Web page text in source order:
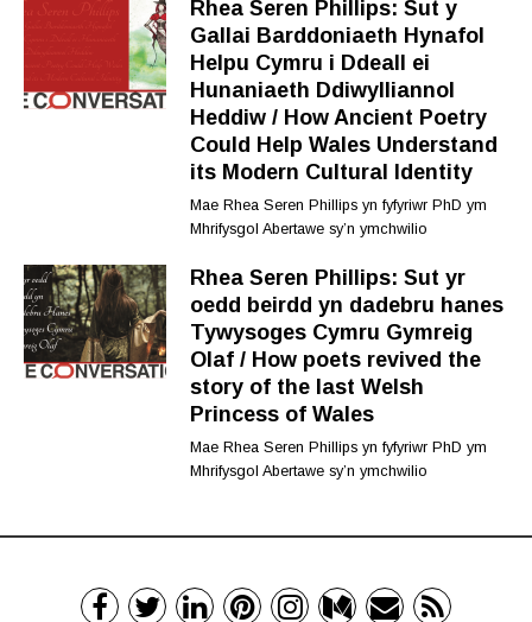
Rhea Seren Phillips: Sut y
Gallai Barddoniaeth Hynafol
Helpu Cymru i Ddeall ei
Hunaniaeth Ddiwylliannol
Heddiw / How Ancient Poetry
Could Help Wales Understand
its Modern Cultural Identity
Mae Rhea Seren Phillips yn fyfyriwr PhD ym
Mhrifysgol Abertawe sy’n ymchwilio
Rhea Seren Phillips: Sut yr
oedd beirdd yn dadebru hanes
Tywysoges Cymru Gymreig
Olaf / How poets revived the
story of the last Welsh
Princess of Wales
Mae Rhea Seren Phillips yn fyfyriwr PhD ym
Mhrifysgol Abertawe sy’n ymchwilio